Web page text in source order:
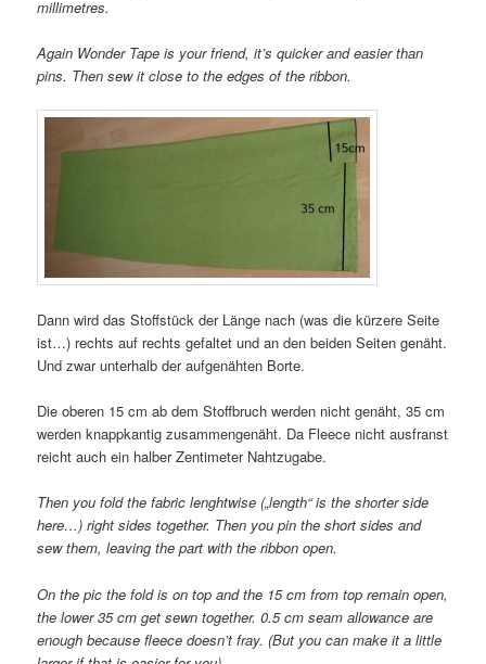
millimetres.
Again Wonder Tape is your friend, it’s quicker and easier than
pins. Then sew it close to the edges of the ribbon.
Dann wird das Stoffstück der Länge nach (was die kürzere Seite
ist…) rechts auf rechts gefaltet und an den beiden Seiten genäht.
Und zwar unterhalb der aufgenähten Borte.
Die oberen 15 cm ab dem Stoffbruch werden nicht genäht, 35 cm
werden knappkantig zusammengenäht. Da Fleece nicht ausfranst
reicht auch ein halber Zentimeter Nahtzugabe.
Then you fold the fabric lenghtwise („length“ is the shorter side
here…) right sides together. Then you pin the short sides and
sew them, leaving the part with the ribbon open.
On the pic the fold is on top and the 15 cm from top remain open,
the lower 35 cm get sewn together. 0.5 cm seam allowance are
enough because fleece doesn’t fray. (But you can make it a little